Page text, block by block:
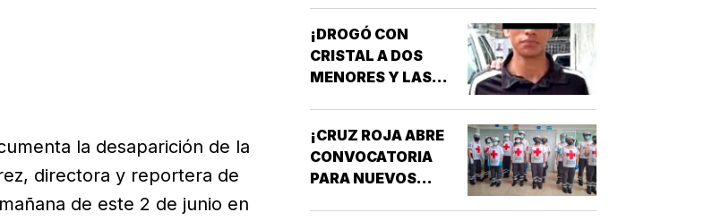
la desaparición de la
directora y reportera de
de este 2 de junio en
¡DROGÓ CON
CRISTAL A DOS
MENORES Y LAS
¡CRUZ ROJA ABRE
CONVOCATORIA
PARA NUEVOS